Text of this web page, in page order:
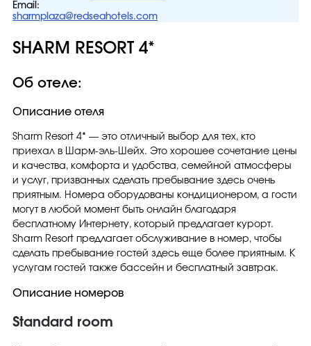
Email:
sharmplaza@redseahotels.com
SHARM RESORT 4*
Об отеле:
Описание отеля
Sharm Resort 4* — это отличный выбор для тех, кто
приехал в Шарм-эль-Шейх. Это хорошее сочетание цены
и качества, комфорта и удобства, семейной атмосферы
и услуг, призванных сделать пребывание здесь очень
приятным. Номера оборудованы кондиционером, а гости
могут в любой момент быть онлайн благодаря
бесплатному Интернету, который предлагает курорт.
Sharm Resort предлагает обслуживание в номер, чтобы
сделать пребывание гостей здесь еще более приятным. К
услугам гостей также бассейн и бесплатный завтрак.
Описание номеров
Standard room